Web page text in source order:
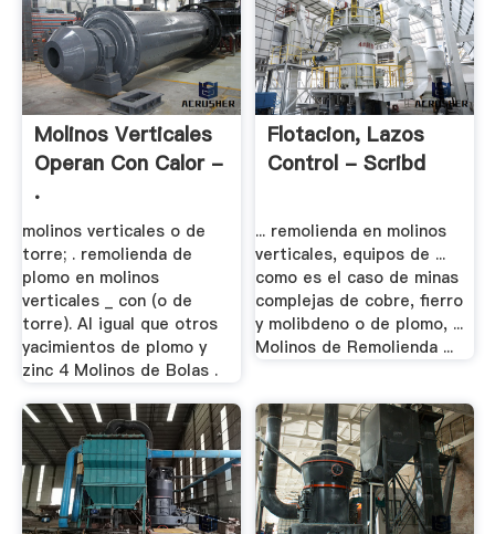
Molinos Verticales
Operan Con Calor -
.
molinos verticales o de
torre; . remolienda de
plomo en molinos
verticales _ con (o de
torre). Al igual que otros
yacimientos de plomo y
zinc 4 Molinos de Bolas .
Flotacion, Lazos
Control - Scribd
... remolienda en molinos
verticales, equipos de ...
como es el caso de minas
complejas de cobre, fierro
y molibdeno o de plomo, ...
Molinos de Remolienda ...